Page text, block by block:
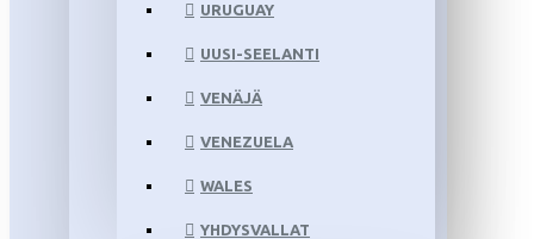
URUGUAY
UUSI-SEELANTI
VENÄJÄ
VENEZUELA
WALES
YHDYSVALLAT